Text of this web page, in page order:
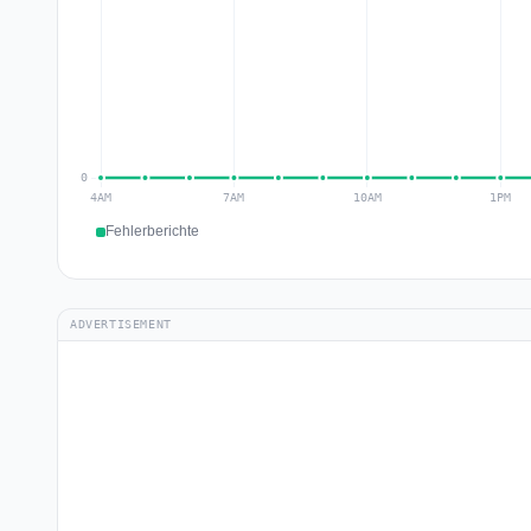
Fehlerberichte
ADVERTISEMENT